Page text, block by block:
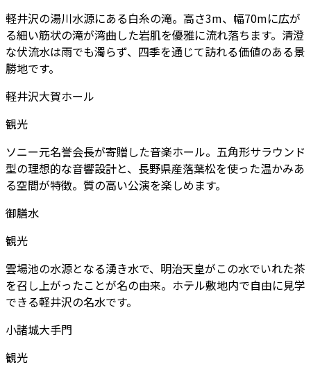
軽井沢の湯川水源にある白糸の滝。高さ3m、幅70mに広が
る細い筋状の滝が湾曲した岩肌を優雅に流れ落ちます。清澄
な伏流水は雨でも濁らず、四季を通じて訪れる価値のある景
勝地です。
軽井沢大賀ホール
観光
ソニー元名誉会長が寄贈した音楽ホール。五角形サラウンド
型の理想的な音響設計と、長野県産落葉松を使った温かみあ
る空間が特徴。質の高い公演を楽しめます。
御膳水
観光
雲場池の水源となる湧き水で、明治天皇がこの水でいれた茶
を召し上がったことが名の由来。ホテル敷地内で自由に見学
できる軽井沢の名水です。
小諸城大手門
観光